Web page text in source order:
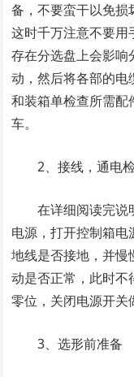
备，不要蛮干以免损
这时千万注意不要用
存在分选盘上会影
动，然后将各部的电
和装箱单检查所需
车。
2、接线，通电
在详细阅读完说
电源，打开控制箱电
地线是否接地，并慢
动是否正常，此时不
零位，关闭电源开关
3、选形前准备